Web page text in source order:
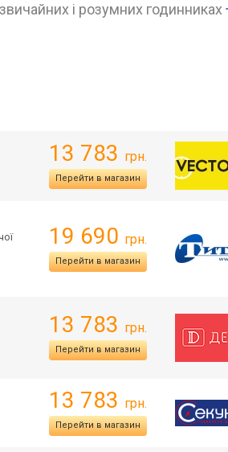
і розумних годинниках
13 783 грн.
Перейти в магазин
19 690 грн.
Перейти в магазин
13 783 грн.
Перейти в магазин
13 783 грн.
Перейти в магазин